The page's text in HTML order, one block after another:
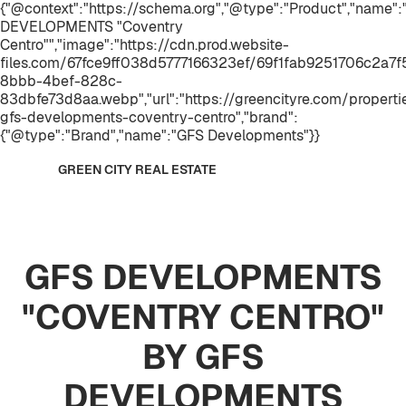
{"@context":"https://
DEVELOPMENTS "Coventry
Centro"","image":"https://cdn.prod.website-
files.com/67fce9ff038d5777166323ef/
8bbb-4bef-828c-
83dbfe73d8aa.webp","url":"https://greencityre.com/
gfs-developments-coventry-centro","brand":
{"@type":"Brand","name":"GFS Developments"}}
GREEN CITY REAL ESTATE
GFS DEVELOPMENTS
"COVENTRY CENTRO"
BY GFS
DEVELOPMENTS